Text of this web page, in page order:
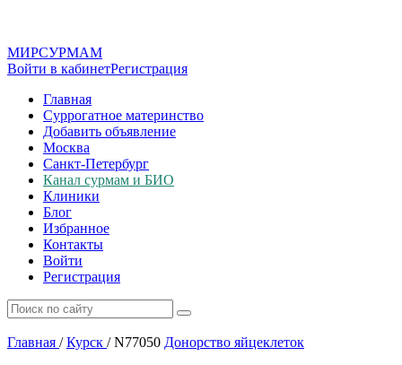
МИРСУРМАМ
Войти в кабинетРегистрация
Главная
Суррогатное материнство
Добавить объявление
Москва
Санкт-Петербург
Канал сурмам и БИО
Клиники
Блог
Избранное
Контакты
Войти
Регистрация
Главная / Курск /N77050 Донорство яйцеклеток